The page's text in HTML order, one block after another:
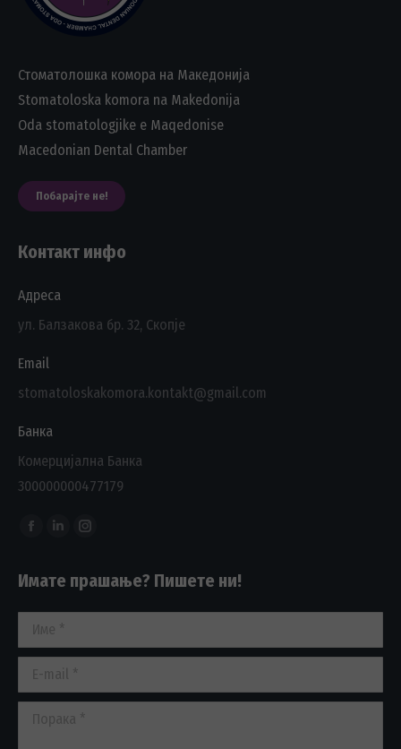
Стоматолошка комора на Македонија
Stomatoloska komora na Makedonija
Oda stomatologjike e Maqedonise
Macedonian Dental Chamber
Побарајте не!
Контакт инфо
Адреса
ул. Балзакова бр. 32, Скопје
Email
stomatoloskakomora.kontakt@gmail.com
Банка
Комерцијална Банка
300000000477179
Find us on:
Facebook
opens
window
Linkedin
opens
window
Instagram
opens
window
Имате прашање? Пишете ни!